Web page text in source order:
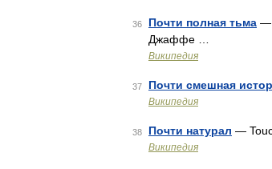
36 Почти полная тьма —
Джаффе …
Википедия
37 Почти смешная
Википедия
38 Почти натурал —
Википедия